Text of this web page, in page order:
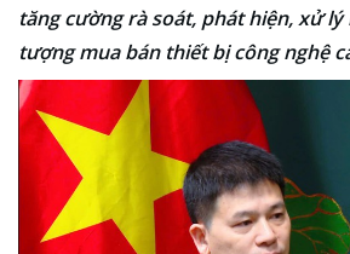
tăng cường rà soát, phát hiện, xử lý
tượng mua bán thiết bị công nghệ